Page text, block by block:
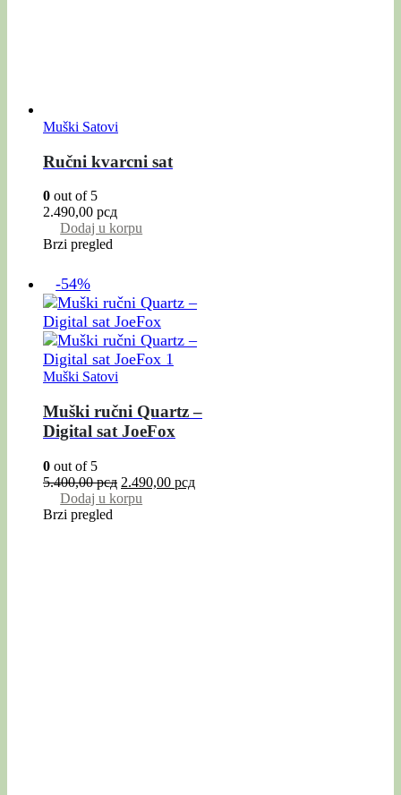
Muški Satovi
Ručni kvarcni sat
0 out of 5
2.490,00 рсд
Dodaj u korpu
Brzi pregled
-54%
Muški Satovi
Muški ručni Quartz –
Digital sat JoeFox
0 out of 5
5.400,00рсд 2.490,00 рсд
Dodaj u korpu
Brzi pregled